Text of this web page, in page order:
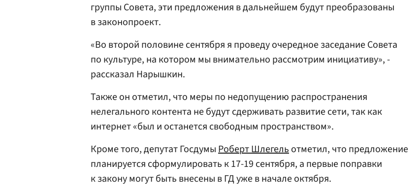
группы Совета, эти предложения в дальнейшем будут преобразованы
в законопроект.
«Во второй половине сентября я проведу очередное заседание Совета
по культуре, на котором мы внимательно рассмотрим инициативу», -
рассказал Нарышкин.
Также он отметил, что меры по недопущению распространения
нелегального контента не будут сдерживать развитие сети, так как
интернет «был и останется свободным пространством».
Кроме того, депутат ГосдумыРоберт Шлегельотметил, что предложение
планируется сформулировать к 17-19 сентября, а первые поправки
к закону могут быть внесены в ГД уже в начале октября.